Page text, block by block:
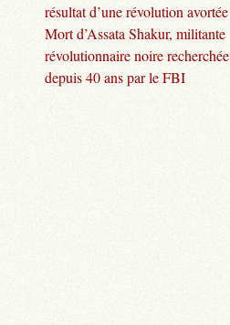
résultat d’une révolution avortée
Mort d’Assata Shakur, militante
révolutionnaire noire recherchée
depuis 40 ans par le FBI